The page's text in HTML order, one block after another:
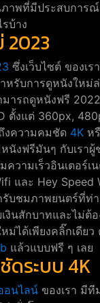
าพที่มีประสบการณ์
บ้าง
2023
ซึ่งเว็บไซต์ ของเ
หรับการดูหนังใหม่
มารถดูหนังฟรี
ตั้งแต่ 360px,
งความคมชัด 4K ห
นังฟรีมันๆ กับเราผู้
ความเร็วอินเตอร์
และ Hey Speed
บชมภาพยนตร์ที่ท่
งินสักบาทและไม่ต้อ
ม่ได้เพียงคลิ๊กเดีย
แล้วแบบฟรี ๆ เลย
ดระบบ 4K
อนไลน์ ของเรา มี